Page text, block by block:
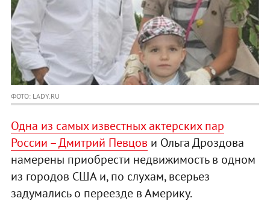
ФОТО: LADY.RU
Одна из самых известных актерских пар
России – Дмитрий Певцов и Ольга Дроздова
намерены приобрести недвижимость в одном
из городов США и, по слухам, всерьез
задумались о переезде в Америку.